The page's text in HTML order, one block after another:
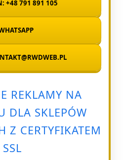
+48 791 891 105
REKLAMY NA
DLA SKLEPÓW
Z CERTYFIKATEM
SSL